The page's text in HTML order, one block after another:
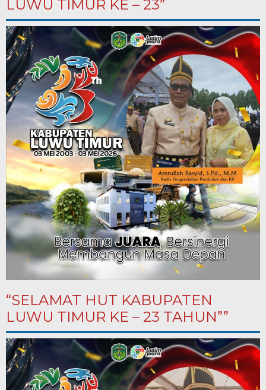
LUWU TIMUR KE – 23”
“SELAMAT HUT KABUPATEN
LUWU TIMUR KE – 23 TAHUN””